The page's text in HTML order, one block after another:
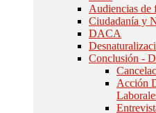
Audiencias de
Ciudadanía y
DACA
Conclusión -
Acción